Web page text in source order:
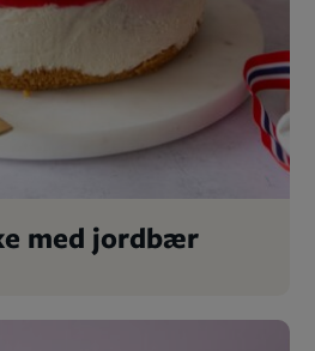
med jordbær